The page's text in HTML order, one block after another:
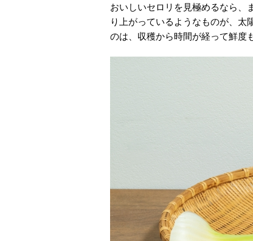
おいしいセロリを見極めるなら、
り上がっているようなものが、太
のは、収穫から時間が経って鮮度